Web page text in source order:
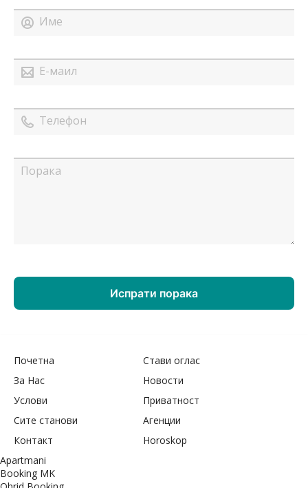
Почетна
Стави оглас
За Нас
Новости
Услови
Приватност
Сите станови
Агенции
Контакт
Horoskop
Apartmani
Booking MK